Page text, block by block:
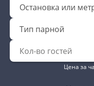
Остановка или
Тип парной
Цена за